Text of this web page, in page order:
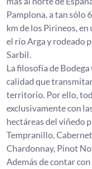
Pamplona, a tan sólo
km de los Pirineos,
el río Arga y rodeado
Sarbil.
La filosofía de
calidad que
territorio. Por ello,
exclusivamente con
hectáreas del viñedo
Tempranillo,
Chardonnay, Pinot
Además de contar